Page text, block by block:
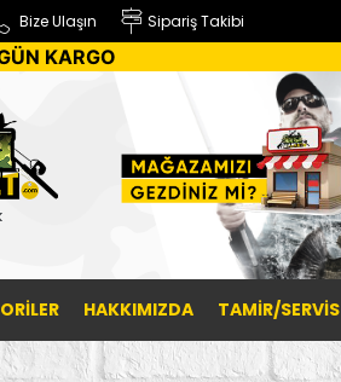
Bize Ulaşın Sipariş Takibi
KARGO
HAKKIMIZDA TAMİR/SERVİS